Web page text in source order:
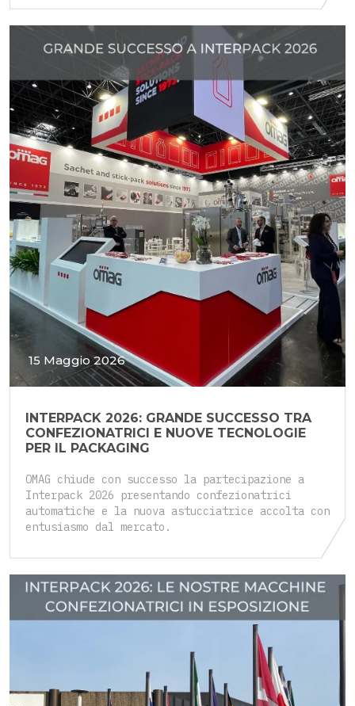
15 Maggio 2026
INTERPACK 2026: GRANDE SUCCESSO TRA
CONFEZIONATRICI E NUOVE TECNOLOGIE
PER IL PACKAGING
OMAG chiude con successo la partecipazione a
Interpack 2026 presentando confezionatrici
automatiche e la nuova astucciatrice accolta con
entusiasmo dal mercato.